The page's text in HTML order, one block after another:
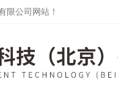
限公司网站！